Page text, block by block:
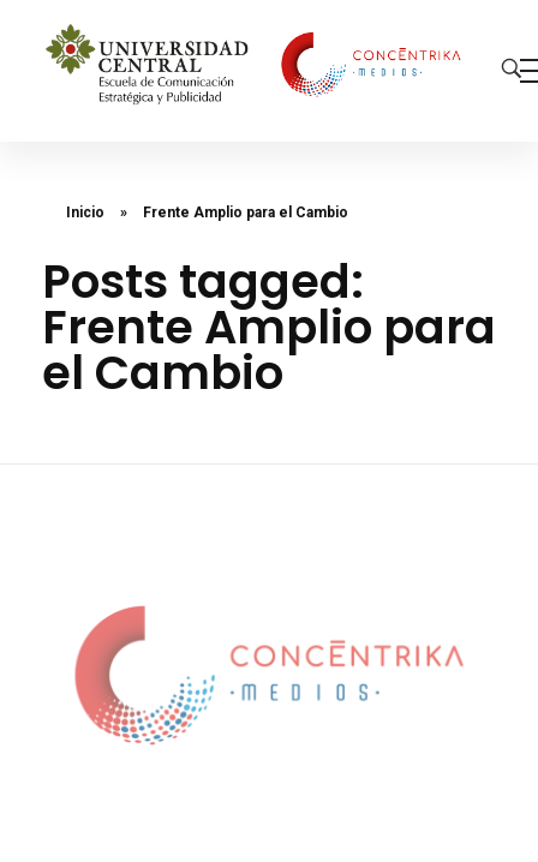
Inicio » Frente Amplio para el Cambio
Posts tagged:
Frente Amplio para
el Cambio